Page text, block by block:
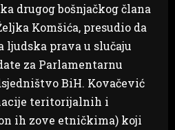
drugog bošnjačkog člana
Komšića, presudio da
ljudska prava u slučaju
za Parlamentarnu
BiH. Kovačević
teritorijalnih i
ih zove etničkima) koji